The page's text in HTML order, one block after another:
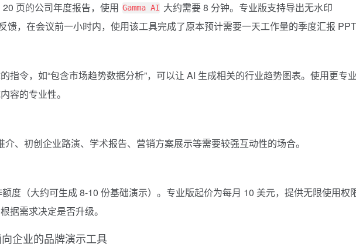
页的公司年度报告，使用 Gamma AI 大约需要 8 分钟。专业版支持导出无水印
馈，在会议前一小时内，使用该工具完成了原本预计需要一天工作量的季度汇报
指令，如“包含市场趋势数据分析”，可以让 AI 生成相关的行业趋势图表。使用更专
容的专业性。
介、初创企业路演、学术报告、营销方案展示等需要较强互动性的场合。
度（大约可生成 8-10 份基础演示）。专业版起价为每月 10 美元，提供无限使用权
据需求决定是否升级。
企业的品牌演示工具